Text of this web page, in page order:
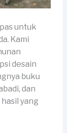
untuk
Kami
desain
buku
dan
yang